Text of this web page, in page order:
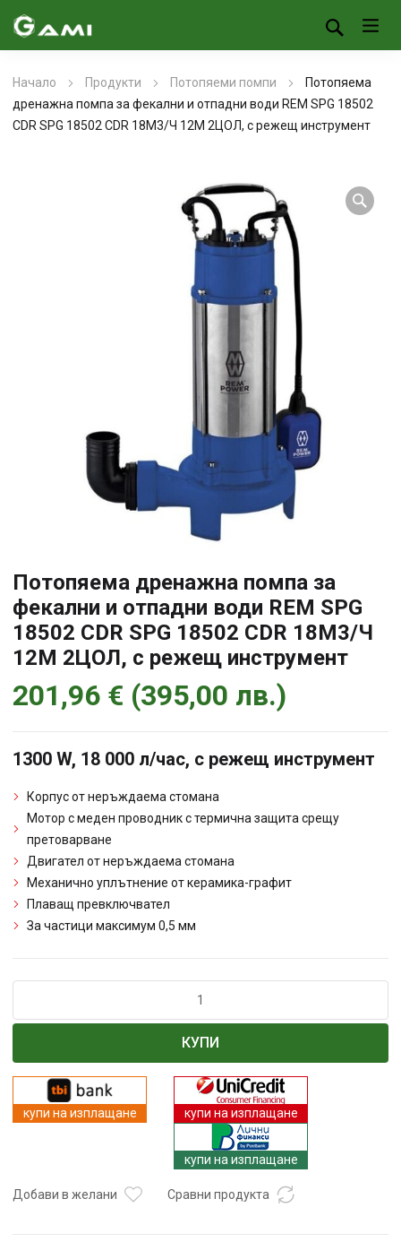
Начало Продукти Потопяеми помпи
Потопяема
дренажна помпа за фекални и отпадни води REM SPG 18502
CDR SPG 18502 CDR 18М3/Ч 12М 2ЦОЛ, с режещ инструмент
Потопяема дренажна помпа за
фекални и отпадни води REM SPG
18502 CDR SPG 18502 CDR 18М3/Ч
12М 2ЦОЛ, с режещ инструмент
201,96 € (395,00 лв.)
1300 W, 18 000 л/час, с режещ инструмент
Корпус от неръждаема стомана
Мотор с меден проводник с термична защита срещу
претоварване
Двигател от неръждаема стомана
Механично уплътнение от керамика-графит
Плаващ превключвател
За частици максимум 0,5 мм
Потопяема
фекални
и
REM
SPG
КУПИ
купи на изплащане купи на изплащане
купи на изплащане
Добави в желани Сравни продукта